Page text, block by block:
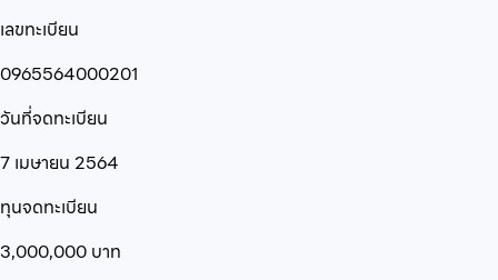
เลขทะเบียน
0965564000201
วันที่จดทะเบียน
7 เมษายน 2564
ทุนจดทะเบียน
3,000,000 บาท